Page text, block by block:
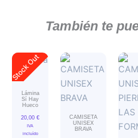
También te
Stock Out
Lámina
Sí Hay
Hueco
20,00 €
IVA
incluído
CAMISETA
UNISEX
BRAVA